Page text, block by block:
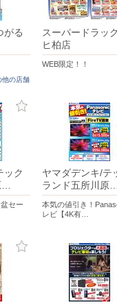
がる
他の店舗
スーパードラッ
ヒ柏店
WEB限定！！
ック
セー
ヤマダデンキ/テ
ランド五所川原
本気の値引き！
レビ【4K有…